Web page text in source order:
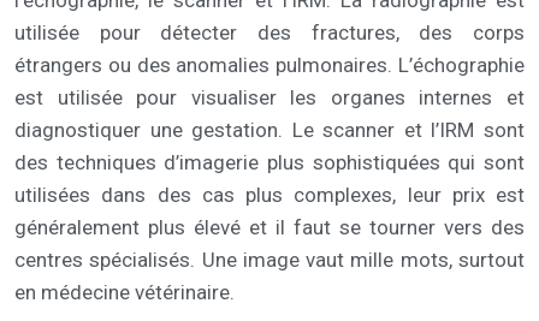
utilisée pour détecter des fractures, des corps
étrangers ou des anomalies pulmonaires. L’échographie
est utilisée pour visualiser les organes internes et
diagnostiquer une gestation. Le scanner et l’IRM sont
des techniques d’imagerie plus sophistiquées qui sont
utilisées dans des cas plus complexes, leur prix est
généralement plus élevé et il faut se tourner vers des
centres spécialisés. Une image vaut mille mots, surtout
en médecine vétérinaire.